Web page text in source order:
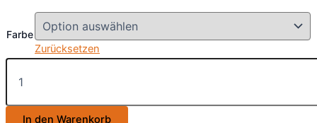
Farbe
Zurücksetzen
Illex
2.8
MengeIn den Warenkorb